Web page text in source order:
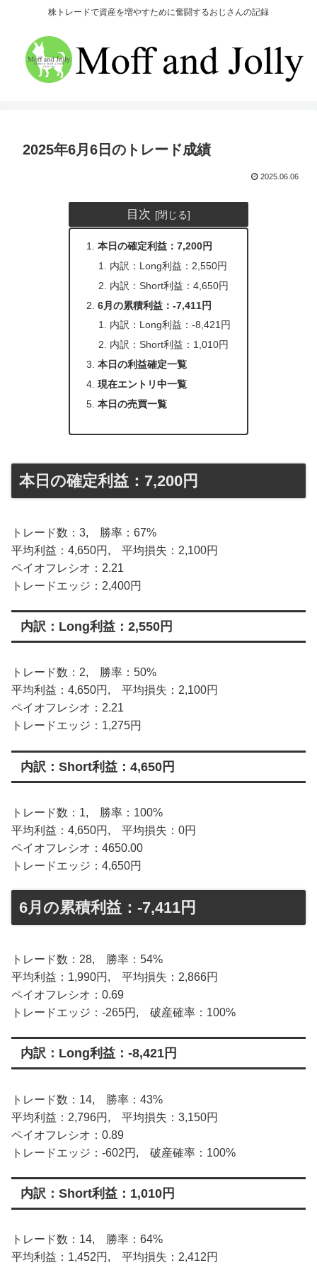
株トレードで資産を増やすために奮闘するおじさんの記録
2025年6月6日のトレード成績
2025.06.06
目次
本日の確定利益：7,200円
内訳：Long利益：2,550円
内訳：Short利益：4,650円
6月の累積利益：-7,411円
内訳：Long利益：-8,421円
内訳：Short利益：1,010円
本日の利益確定一覧
現在エントリ中一覧
本日の売買一覧
本日の確定利益：7,200円
トレード数：3, 勝率：67%
平均利益：4,650円, 平均損失：2,100円
ペイオフレシオ：2.21
トレードエッジ：2,400円
内訳：Long利益：2,550円
トレード数：2, 勝率：50%
平均利益：4,650円, 平均損失：2,100円
ペイオフレシオ：2.21
トレードエッジ：1,275円
内訳：Short利益：4,650円
トレード数：1, 勝率：100%
平均利益：4,650円, 平均損失：0円
ペイオフレシオ：4650.00
トレードエッジ：4,650円
6月の累積利益：-7,411円
トレード数：28, 勝率：54%
平均利益：1,990円, 平均損失：2,866円
ペイオフレシオ：0.69
トレードエッジ：-265円, 破産確率：100%
内訳：Long利益：-8,421円
トレード数：14, 勝率：43%
平均利益：2,796円, 平均損失：3,150円
ペイオフレシオ：0.89
トレードエッジ：-602円, 破産確率：100%
内訳：Short利益：1,010円
トレード数：14, 勝率：64%
平均利益：1,452円, 平均損失：2,412円